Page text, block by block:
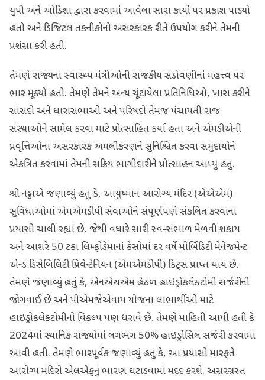
યુપી અને ઓડિશા દ્વારા કરવામાં આવેલા સારા કાર્યો પર પ્રકાશ પાડ્યો
હતો અને ડિજિટલ તકનીકોનો અસરકારક રીતે ઉપયોગ કરીને તેમની
પ્રશંસા કરી હતી.
તેમણે રાજ્યનાં સ્વાસ્થ્ય મંત્રીઓની રાજકીય સંડોવણીનાં મહત્ત્વ પર
ભાર મૂક્યો હતો. તેમણે તેમને અન્ય ચૂંટાયેલા પ્રતિનિધિઓ, ખાસ કરીને
સાંસદો અને ધારાસભાઓ અને પરિષદો તેમજ પંચાયતી રાજ
સંસ્થાઓને સામેલ કરવા માટે પ્રોત્સાહિત કર્યા હતા અને એમડીએની
પ્રવૃત્તિઓના અસરકારક અમલીકરણને સુનિશ્ચિત કરવા સમુદાયોને
એકત્રિત કરવામાં તેમની સક્રિય ભાગીદારીને પ્રોત્સાહન આપ્યું હતું.
શ્રી નડ્ડાએ જણાવ્યું હતું કે, આયુષ્માન આરોગ્ય મંદિર (એએએમ)
સુવિધાઓમાં એમએમડીપી સેવાઓને સંપૂર્ણપણે સંકલિત કરવાનાં
પ્રયાસો ચાલી રહ્યાં છે. જેથી વધારે સારી સ્વ-સંભાળ મેળવી શકાય
અને આશરે 50 ટકા લિમ્ફોડેમાનાં કેસોમાં દર વર્ષે મોર્બિડિટી મેનેજમેન્ટ
એન્ડ ડિસેબિલિટી પ્રિવેન્ટેનિયન (એમએમડીપી) કિટ્સ પ્રાપ્ત થાય છે.
તેમણે જણાવ્યું હતું કે, એનએચએમ હેઠળ હાઇડ્રોકલેક્ટોમી સર્જરીની
જોગવાઈ છે અને પીએમજેએવાય યોજના લાભાર્થીઓ માટે
હાઇડ્રોકલેક્ટોમીનો વિકલ્પ પણ ધરાવે છે. તેમણે માહિતી આપી હતી કે
2024માં સ્થાનિક રાજ્યોમાં લગભગ 50% હાઇડ્રોસિલ સર્જરી કરવામાં
આવી હતી. તેમણે ભારપૂર્વક જણાવ્યું હતું કે, આ પ્રયાસો મારફતે
આરોગ્ય મંદિરો એલએફનું ભારણ ઘટાડવામાં મદદ કરશે. અસરગ્રસ્ત